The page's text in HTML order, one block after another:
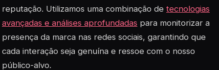
reputação. Utilizamos uma combinação de tecnologias
avançadas e análises aprofundadas para monitorizar a
presença da marca nas redes sociais, garantindo que
cada interação seja genuína e ressoe com o nosso
público-alvo.